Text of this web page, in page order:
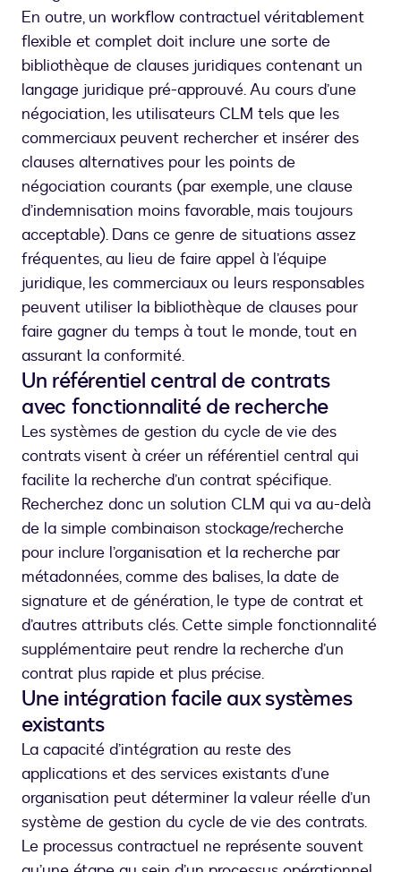
En outre, un workflow contractuel véritablement
flexible et complet doit inclure une sorte de
bibliothèque de clauses juridiques contenant un
langage juridique pré-approuvé. Au cours d’une
négociation, les utilisateurs CLM tels que les
commerciaux peuvent rechercher et insérer des
clauses alternatives pour les points de
négociation courants (par exemple, une clause
d’indemnisation moins favorable, mais toujours
acceptable). Dans ce genre de situations assez
fréquentes, au lieu de faire appel à l’équipe
juridique, les commerciaux ou leurs responsables
peuvent utiliser la bibliothèque de clauses pour
faire gagner du temps à tout le monde, tout en
assurant la conformité.
Un référentiel central de contrats
avec fonctionnalité de recherche
Les systèmes de gestion du cycle de vie des
contrats visent à créer un référentiel central qui
facilite la recherche d’un contrat spécifique.
Recherchez donc un solution CLM qui va au-delà
de la simple combinaison stockage/recherche
pour inclure l’organisation et la recherche par
métadonnées, comme des balises, la date de
signature et de génération, le type de contrat et
d’autres attributs clés. Cette simple fonctionnalité
supplémentaire peut rendre la recherche d’un
contrat plus rapide et plus précise.
Une intégration facile aux systèmes
existants
La capacité d’intégration au reste des
applications et des services existants d’une
organisation peut déterminer la valeur réelle d’un
système de gestion du cycle de vie des contrats.
Le processus contractuel ne représente souvent